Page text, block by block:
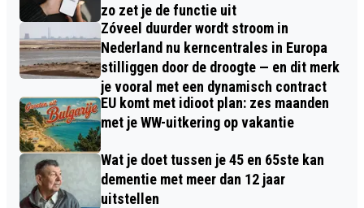
zo zet je de functie uit
Zóveel duurder wordt stroom in
Nederland nu kerncentrales in Europa
stilliggen door de droogte — en dit merk
je vooral met een dynamisch contract
EU komt met idioot plan: zes maanden
met je WW-uitkering op vakantie
Wat je doet tussen je 45 en 65ste kan
dementie met meer dan 12 jaar
uitstellen